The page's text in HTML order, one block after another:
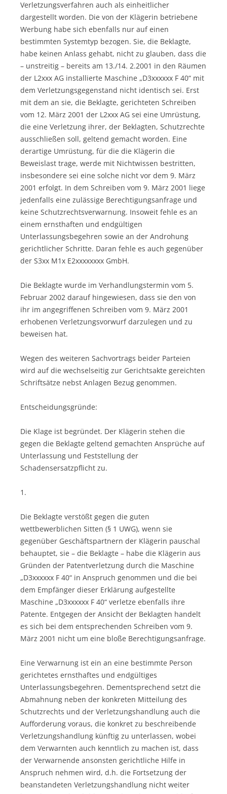
Verletzungsverfahren auch als einheitlicher
dargestellt worden. Die von der Klägerin betriebene
Werbung habe sich ebenfalls nur auf einen
bestimmten Systemtyp bezogen. Sie, die Beklagte,
habe keinen Anlass gehabt, nicht zu glauben, dass die
– unstreitig – bereits am 13./14. 2.2001 in den Räumen
der L2xxx AG installierte Maschine „D3xxxxxx F 40“ mit
dem Verletzungsgegenstand nicht identisch sei. Erst
mit dem an sie, die Beklagte, gerichteten Schreiben
vom 12. März 2001 der L2xxx AG sei eine Umrüstung,
die eine Verletzung ihrer, der Beklagten, Schutzrechte
ausschließen soll, geltend gemacht worden. Eine
derartige Umrüstung, für die die Klägerin die
Beweislast trage, werde mit Nichtwissen bestritten,
insbesondere sei eine solche nicht vor dem 9. März
2001 erfolgt. In dem Schreiben vom 9. März 2001 liege
jedenfalls eine zulässige Berechtigungsanfrage und
keine Schutzrechtsverwarnung. Insoweit fehle es an
einem ernsthaften und endgültigen
Unterlassungsbegehren sowie an der Androhung
gerichtlicher Schritte. Daran fehle es auch gegenüber
der S3xx M1x E2xxxxxxxx GmbH.
Die Beklagte wurde im Verhandlungstermin vom 5.
Februar 2002 darauf hingewiesen, dass sie den von
ihr im angegriffenen Schreiben vom 9. März 2001
erhobenen Verletzungsvorwurf darzulegen und zu
beweisen hat.
Wegen des weiteren Sachvortrags beider Parteien
wird auf die wechselseitig zur Gerichtsakte gereichten
Schriftsätze nebst Anlagen Bezug genommen.
Entscheidungsgründe:
Die Klage ist begründet. Der Klägerin stehen die
gegen die Beklagte geltend gemachten Ansprüche auf
Unterlassung und Feststellung der
Schadensersatzpflicht zu.
1.
Die Beklagte verstößt gegen die guten
wettbewerblichen Sitten (§ 1 UWG), wenn sie
gegenüber Geschäftspartnern der Klägerin pauschal
behauptet, sie – die Beklagte – habe die Klägerin aus
Gründen der Patentverletzung durch die Maschine
„D3xxxxxx F 40“ in Anspruch genommen und die bei
dem Empfänger dieser Erklärung aufgestellte
Maschine „D3xxxxxx F 40“ verletze ebenfalls ihre
Patente. Entgegen der Ansicht der Beklagten handelt
es sich bei dem entsprechenden Schreiben vom 9.
März 2001 nicht um eine bloße Berechtigungsanfrage.
Eine Verwarnung ist ein an eine bestimmte Person
gerichtetes ernsthaftes und endgültiges
Unterlassungsbegehren. Dementsprechend setzt die
Abmahnung neben der konkreten Mitteilung des
Schutzrechts und der Verletzungshandlung auch die
Aufforderung voraus, die konkret zu beschreibende
Verletzungshandlung künftig zu unterlassen, wobei
dem Verwarnten auch kenntlich zu machen ist, dass
der Verwarnende ansonsten gerichtliche Hilfe in
Anspruch nehmen wird, d.h. die Fortsetzung der
beanstandeten Verletzungshandlung nicht weiter